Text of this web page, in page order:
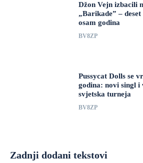
Džon Vejn izbacili
„Barikade” –
osam godina
BV8ZP
Pussycat Dolls se
godina: novi singl
svjetska turneja
BV8ZP
Zadnji dodani tekstovi